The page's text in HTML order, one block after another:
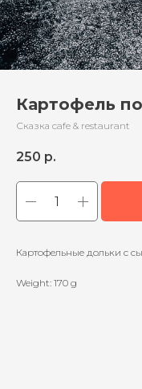
Картофель
Сказка cafe & restaurant
250 р.
Картофельные дольки с
Weight: 170 g